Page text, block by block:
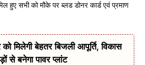
हुए सभी को मौके पर ब्लड डोनर कार्ड एवं प्रमाण
मिलेगी बेहतर बिजली आपूर्ति, विकास
से बनेगा पावर प्लांट